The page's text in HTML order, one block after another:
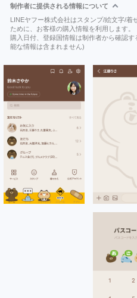
制作者に提供される情報について
LINEヤフー株式会社はスタンプ/絵文字/
ために、お客様の購入情報を利用します。
購入日付、登録国情報は制作者から確認
能な情報は含まれません)